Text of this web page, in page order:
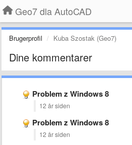
Geo7 dla AutoCAD
Brugerprofil Kuba Szostak (Geo7)
Dine kommentarer
Problem z Windows 8
12 år siden
Problem z Windows 8
12 år siden